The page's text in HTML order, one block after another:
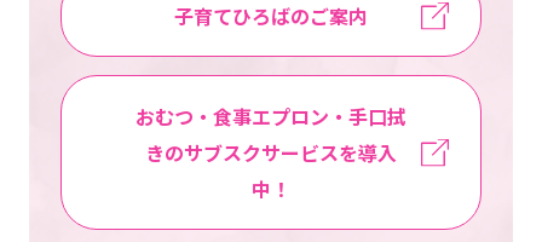
サイトマップ ニチイ学館オフィシャルサイト
子育てひろばのご案内
おむつ・食事エプロン・手口拭
きのサブスクサービスを導入
中！